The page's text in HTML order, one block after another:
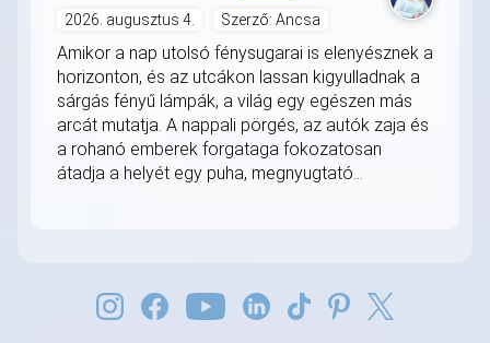
2026. augusztus 4. Szerző: Ancsa
Amikor a nap utolsó fénysugarai is elenyésznek a
horizonton, és az utcákon lassan kigyulladnak a
sárgás fényű lámpák, a világ egy egészen más
arcát mutatja. A nappali pörgés, az autók zaja és
a rohanó emberek forgataga fokozatosan
átadja a helyét egy puha, megnyugtató...